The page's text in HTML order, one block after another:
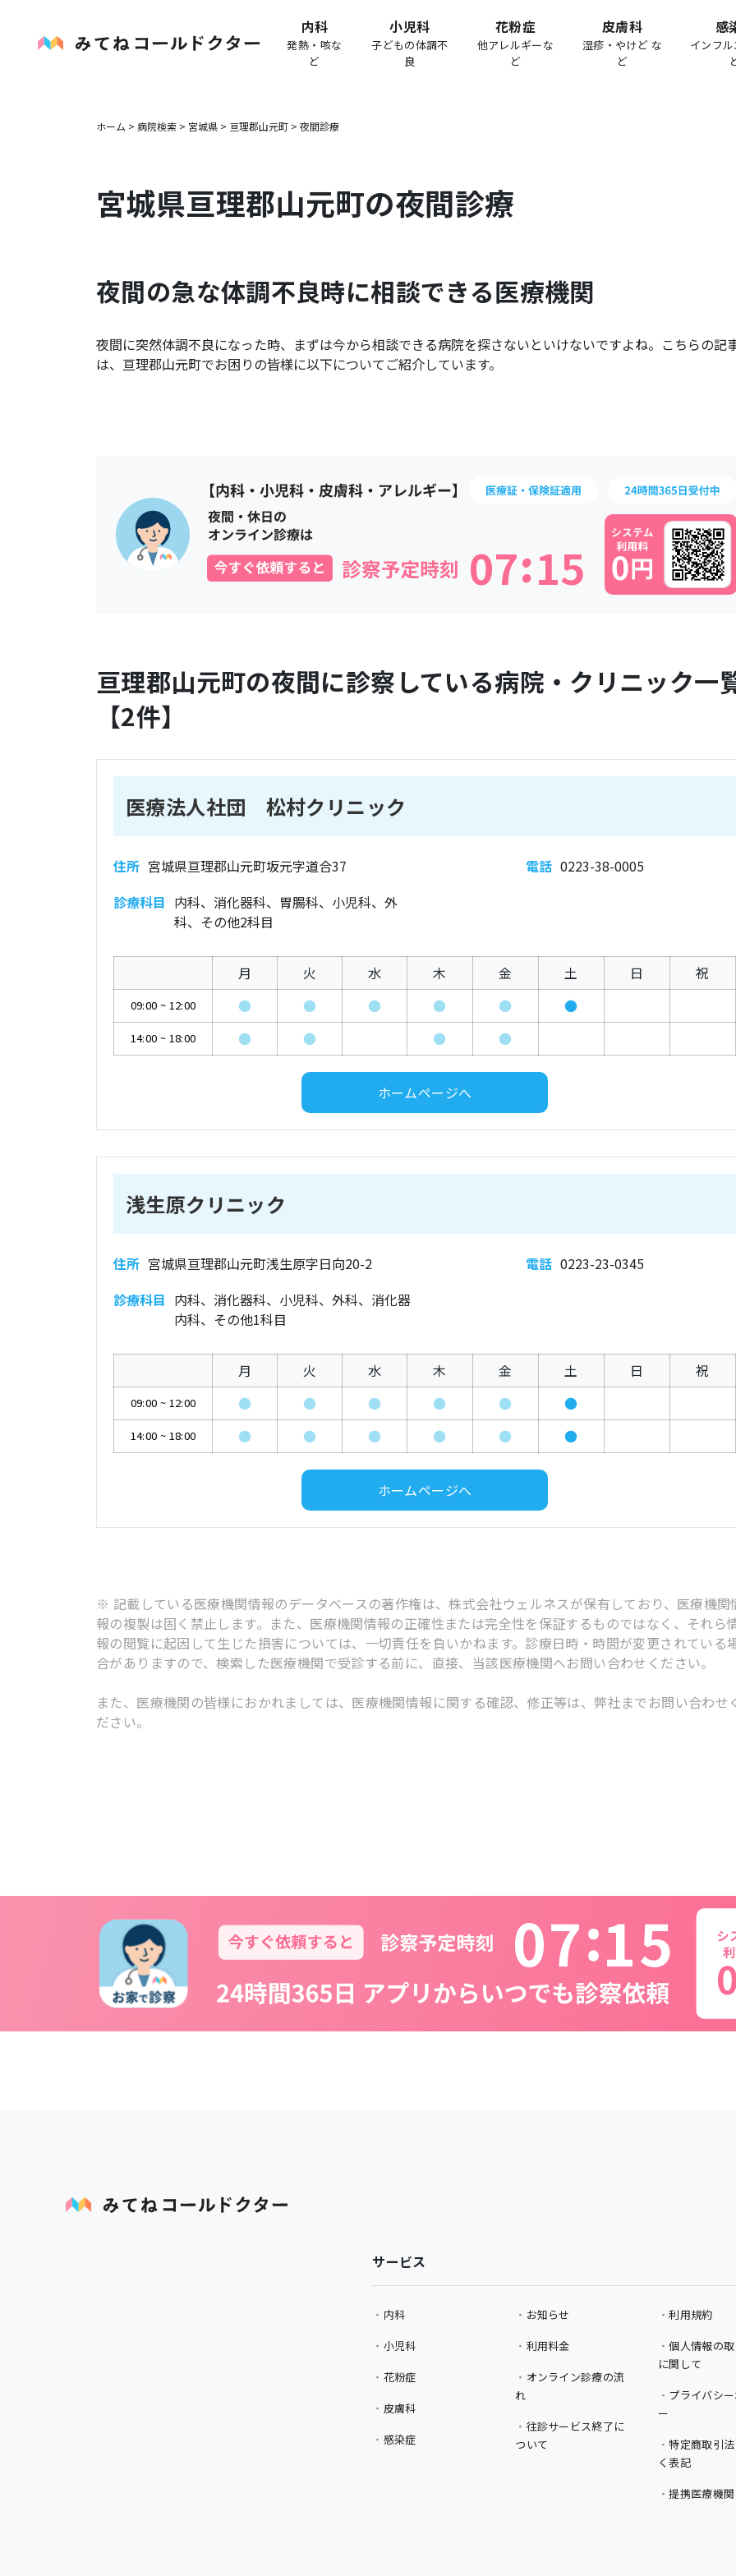
内科
発熱・咳な
ど
小児科
子どもの体調不
良
花粉症
他アレルギーな
ど
皮膚科
湿疹・やけど な
ど
感
インフ
ホーム > 病院検索 > 宮城県 > 亘理郡山元町 > 夜間診療
宮城県亘理郡山元町の夜間診療
夜間の急な体調不良時に相談できる医療機関
夜間に突然体調不良になった時、まずは今から相談できる病院を探さないといけないですよね。こちらの記
は、 亘理郡山元町でお困りの皆様に以下についてご紹介しています。
07 15
:
亘理郡山元町の夜間に診察している病院・クリニック一
【2件】
医療法人社団 松村クリニック
住所 宮城県亘理郡山元町坂元字道合37 電話 0223-38-0005
診療科目 内科、消化器科、胃腸科、小児科、外
科、その他2科目
月 火 水 木 金 土 日 祝
09:00 ~ 12:00 ● ● ● ● ● ●
14:00 ~ 18:00 ● ● ● ●
ホームページへ
浅生原クリニック
住所 宮城県亘理郡山元町浅生原字日向20-2 電話 0223-23-0345
診療科目 内科、消化器科、小児科、外科、消化器
内科、その他1科目
月 火 水 木 金 土 日 祝
09:00 ~ 12:00 ● ● ● ● ● ●
14:00 ~ 18:00 ● ● ● ● ● ●
ホームページへ
※ 記載している医療機関情報のデータベースの著作権は、株式会社ウェルネスが保有しており、医療機関
報の複製は固く禁止します。また、医療機関情報の正確性または完全性を保証するものではなく、それら
報の閲覧に起因して生じた損害については、一切責任を負いかねます。診療日時・時間が変更されている
合がありますので、検索した医療機関で受診する前に、直接、当該医療機関へお問い合わせください。
また、医療機関の皆様におかれましては、医療機関情報に関する確認、修正等は、弊社までお問い合わせ
ださい。
07 15
サービス
内科
小児科
花粉症
皮膚科
感染症
お知らせ
利用料金
オンライン診療の流
れ
往診サービス終了に
ついて
利用規約
個人情報の
に関して
プライバシ
ー
特定商取引
く表記
提携医療機関